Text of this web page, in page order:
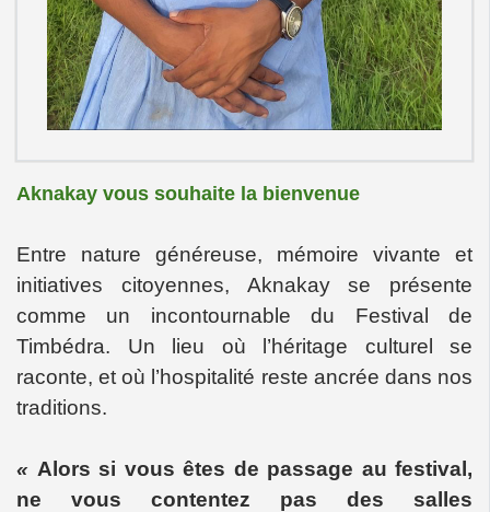
Aknakay vous souhaite la bienvenue
Entre nature généreuse, mémoire vivante et
initiatives citoyennes, Aknakay se présente
comme un incontournable du Festival de
Timbédra. Un lieu où l’héritage culturel se
raconte, et où l’hospitalité reste ancrée dans nos
traditions.
« Alors si vous êtes de passage au festival,
ne vous contentez pas des salles